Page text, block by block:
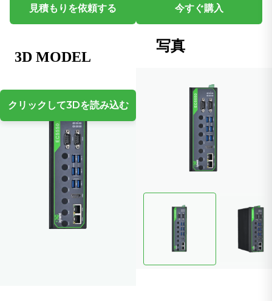
見積もりを依頼する 今すぐ購入
クリックして3Dを読み込む
写真